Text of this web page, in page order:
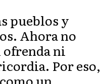
pueblos y
Ahora no
ni
Por eso,